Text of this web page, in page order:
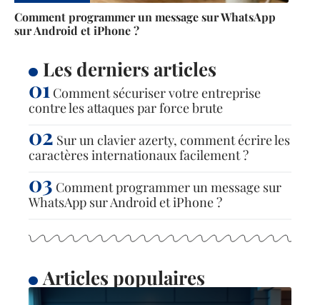
Comment programmer un message sur WhatsApp
sur Android et iPhone ?
Les derniers articles
Comment sécuriser votre entreprise
contre les attaques par force brute
Sur un clavier azerty, comment écrire les
caractères internationaux facilement ?
Comment programmer un message sur
WhatsApp sur Android et iPhone ?
Articles populaires